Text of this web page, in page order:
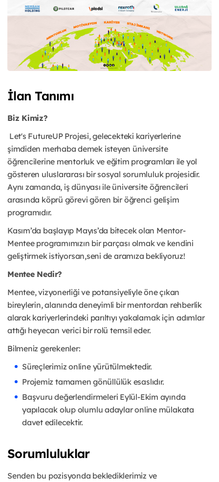
İlan Tanımı
Biz Kimiz?
Let's FutureUP Projesi, gelecekteki kariyerlerine
şimdiden merhaba demek isteyen üniversite
öğrencilerine mentorluk ve eğitim programları ile yol
gösteren uluslararası bir sosyal sorumluluk projesidir.
Aynı zamanda, iş dünyası ile üniversite öğrencileri
arasında köprü görevi gören bir öğrenci gelişim
programıdır.
Kasım’da başlayıp Mayıs’da bitecek olan Mentor-
Mentee programımızın bir parçası olmak ve kendini
geliştirmek istiyorsan,seni de aramıza bekliyoruz!
Mentee Nedir?
Mentee, vizyonerliği ve potansiyeliyle öne çıkan
bireylerin, alanında deneyimli bir mentordan rehberlik
alarak kariyerlerindeki parıltıyı yakalamak için adımlar
attığı heyecan verici bir rolü temsil eder.
Bilmeniz gerekenler:
Süreçlerimiz online yürütülmektedir.
Projemiz tamamen gönüllülük esaslıdır.
Başvuru değerlendirmeleri Eylül-Ekim ayında
yapılacak olup olumlu adaylar online mülakata
davet edilecektir.
Sorumluluklar
Senden bu pozisyonda beklediklerimiz ve